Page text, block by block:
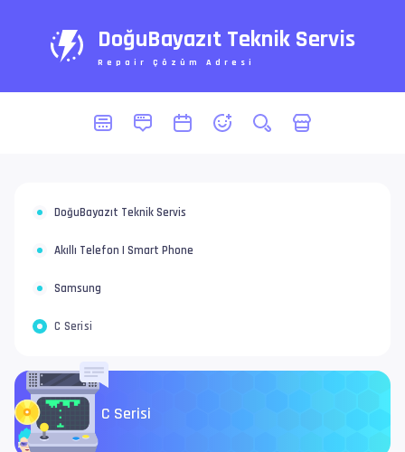
DoğuBayazıt Teknik Servis
Repair Çözüm Adresi
DoğuBayazıt Teknik Servis
Akıllı Telefon | Smart Phone
Samsung
C Serisi
C Serisi